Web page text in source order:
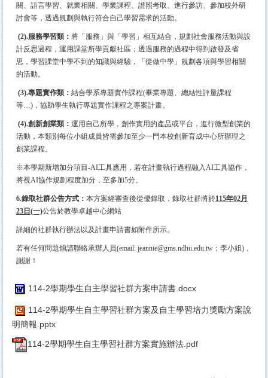
關、語言學習、就業相關、學業課程、證照考取、進行參訪、參加校外研
討會等，透過規劃與執行符合自己學習需求的活動。
(2).服務學習類： 將「服務」與「學習」相互結合，規劃社會服務活動與設
計反思過程，運用課堂所學貢獻社區；透過服務的過程中得到啟發及省
思，學習課堂中學不到的知識與經驗，「從做中學」規劃各項與學習相關
的活動。
(3).專題實作類： 結合學系專題實作課程(畢業專題、總結性評量課程
等…)，協助學生執行專題實作課程之專案計畫。
(4).創新創業類： 運用自己所學，創作實用的產品或平台，進行微型創業的
活動，本類別每位小組成員皆需參加至少一門本校創新育成中心所辦理之
創業課程。
※本學期新增加分項目-AI工具應用，若在計畫執行過程融入AI工具協作，
將視AI協作規劃程度加分，至多加5分。
6.錄取社群公告方式： 本方案經審查後從優錄取，錄取社群將於115年02月
23日(一)公告於教學卓越中心網站
詳細的社群執行辦法以及計畫申請書如附件所示。
若有任何問題煩請聯絡承辦人員(email: jeannie@gms.ndhu.edu.tw；李小姐)，
謝謝！
114-2學期學生自主學習社群方案申請書.docx
114-2學期學生自主學習社群方案及自主學習培力獎勵方案說
明簡報.pptx
114-2學期學生自主學習社群方案實施辦法.pdf